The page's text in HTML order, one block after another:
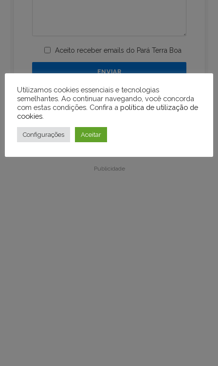
Aceito receber emails do Pará Terra Boa
Publicidade
Publicidade
Utilizamos cookies essenciais e tecnologias
semelhantes. Ao continuar navegando, você concorda
com estas condições. Confira a política de utilização de
cookies
Configurações Aceitar